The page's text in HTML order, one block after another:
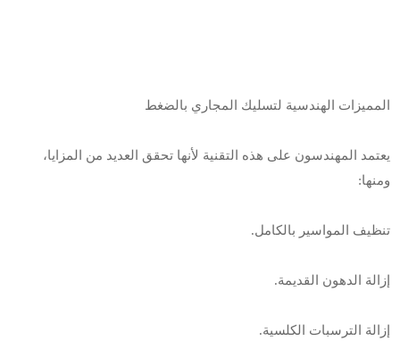
المميزات الهندسية لتسليك المجاري بالضغط
يعتمد المهندسون على هذه التقنية لأنها تحقق العديد من المزايا،
ومنها:
تنظيف المواسير بالكامل.
إزالة الدهون القديمة.
إزالة الترسبات الكلسية.